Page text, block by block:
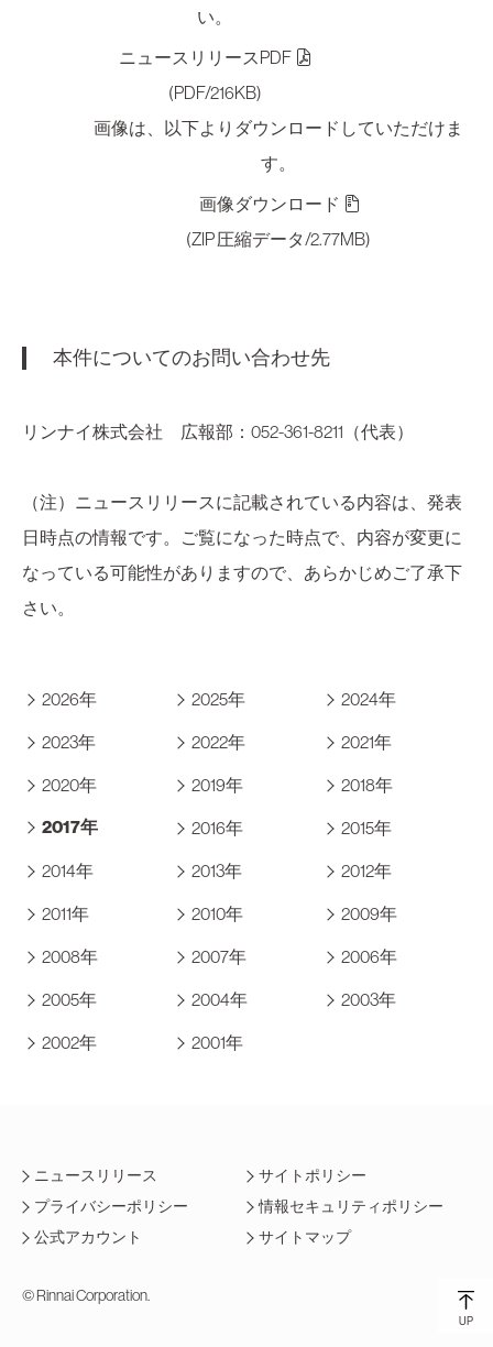
い。
ニュースリリースPDF
(PDF/216KB)
画像は、以下よりダウンロードしていただけま
す。
画像ダウンロード
(ZIP 圧縮データ/2.77MB)
本件についてのお問い合わせ先
リンナイ株式会社 広報部：052-361-8211（代表）
（注）ニュースリリースに記載されている内容は、発表
日時点の情報です。ご覧になった時点で、内容が変更に
なっている可能性がありますので、あらかじめご了承下
さい。
2026年 2025年 2024年
2023年 2022年 2021年
2020年 2019年 2018年
2017年 2016年 2015年
2014年 2013年 2012年
2011年 2010年 2009年
2008年 2007年 2006年
2005年 2004年 2003年
2002年 2001年
ニュースリリース
サイトポリシー
プライバシーポリシー
情報セキュリティポリシー
公式アカウント
サイトマップ
© Rinnai Corporation.
UP